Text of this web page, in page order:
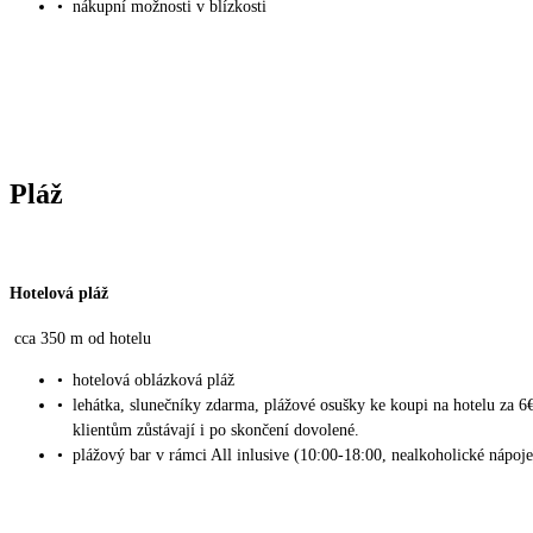
• nákupní možnosti v blízkosti
Pláž
Hotelová pláž
cca 350 m od hotelu
• hotelová oblázková pláž
• lehátka, slunečníky zdarma, plážové osušky ke koupi na hotelu za
klientům zůstávají i po skončení dovolené.
• plážový bar v rámci All inlusive (10:00-18:00, nealkoholické